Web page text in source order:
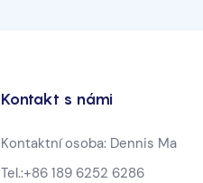
Kontakt s námi
Kontaktní osoba: Dennis Ma
Tel.:+86 189 6252 6286